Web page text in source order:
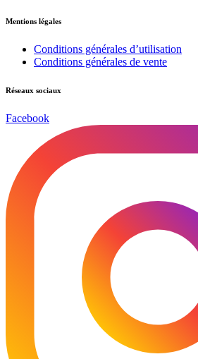
Mentions légales
Conditions générales d’utilisation
Conditions générales de vente
Réseaux sociaux
Facebook